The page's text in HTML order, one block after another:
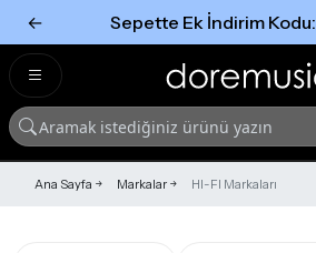
← Sepette Ek İndirim
Ana Sayfa Markalar HI-FI Markaları